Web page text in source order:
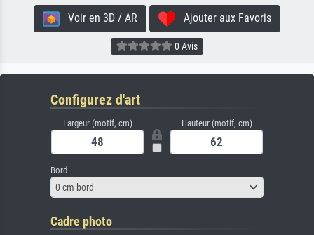
Voir en 3D / AR Ajouter aux Favoris
0 Avis
Configurez d'art
Largeur (motif, cm) Hauteur (motif, cm)
Bord
0 cm bord
Cadre photo